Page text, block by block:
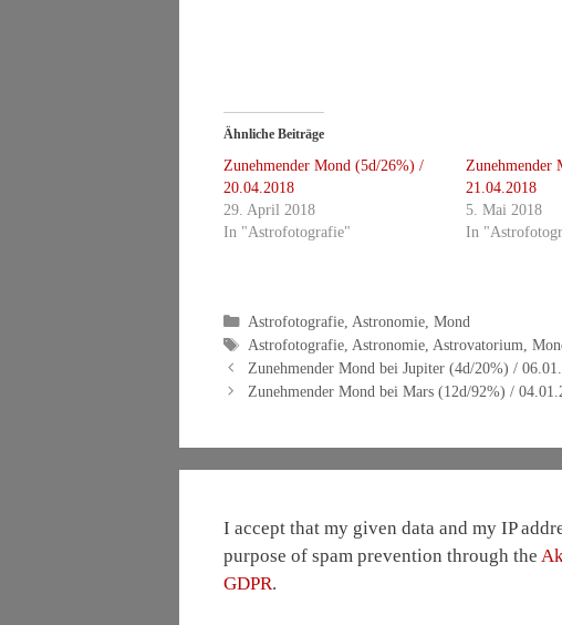
Ähnliche Beiträge
Zunehmender Mond (5d/26%) /
20.04.2018
29. April 2018
In "Astrofotografie"
Zunehmender
21.04.2018
5. Mai 2018
In
Kategorien
Astrofotografie, Astronomie, Mond
Schlagwörter
Astrofotografie, Astronomie, Astrovatorium
Zunehmender Mond bei Jupiter (4d/20%) /
Zunehmender Mond bei Mars (12d/92%) /
I accept that my given data and my IP
purpose of spam prevention through the
GDPR.